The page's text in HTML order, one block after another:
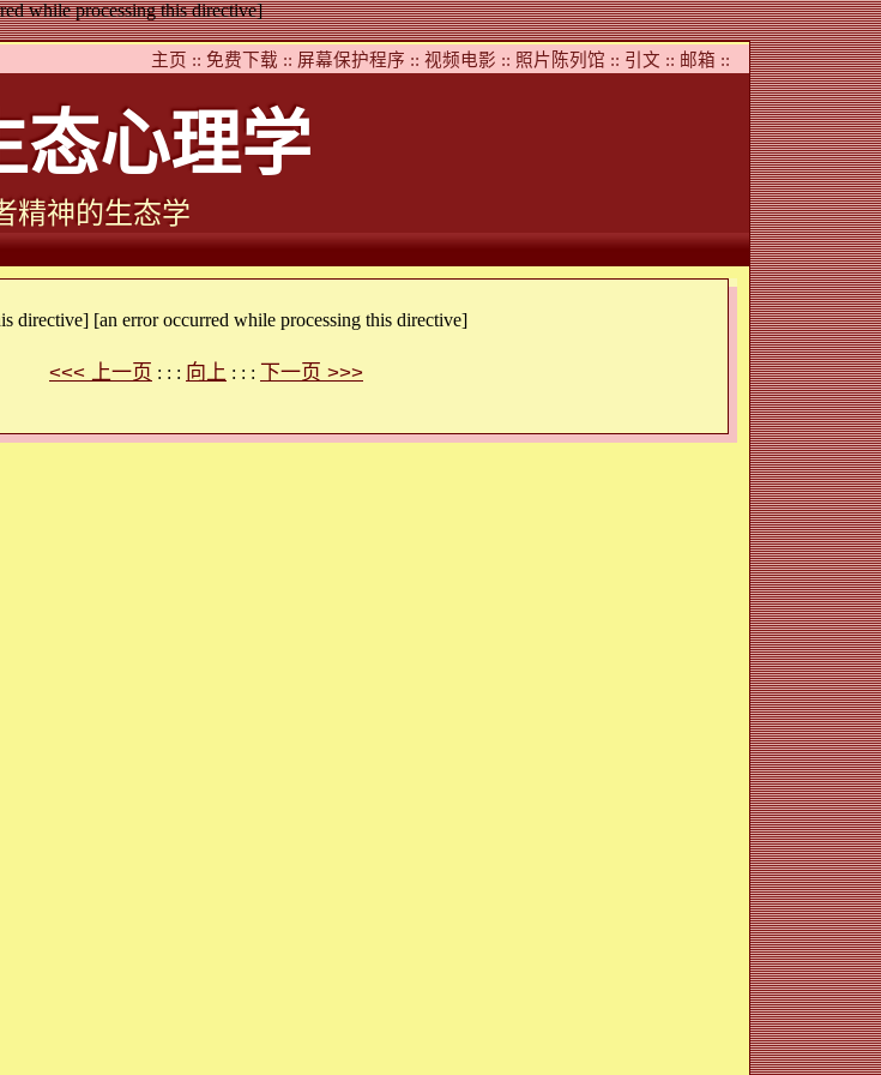
while processing this directive]
主页 :: 免费下载 :: 屏幕保护程序 :: 视频电影 :: 照片陈列馆 :: 引文 :: 邮箱 ::
态心理学
精神的生态学
directive] [an error occurred while processing this directive]
<<< 上一页 : : : 向上 : : : 下一页 >>>